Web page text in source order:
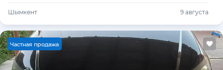
Шымкент 9 августа
Частная продажа